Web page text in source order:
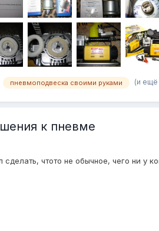
пневмоподвеска своими руками (и
к пневме
чтото не обычное, чего ни у